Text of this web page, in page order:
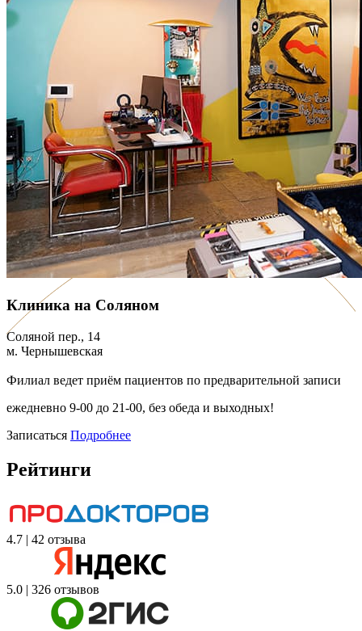
Клиника на Соляном
Соляной пер., 14
м. Чернышевская
Филиал ведет приём пациентов по предварительной записи
ежедневно 9-00 до 21-00, без обеда и выходных!
Записаться Подробнее
Рейтинги
4.7 | 42 отзыва
5.0 | 326 отзывов